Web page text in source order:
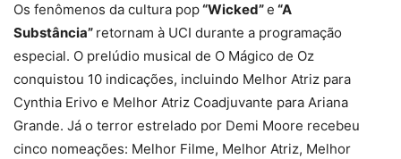
Os fenômenos da cultura pop“Wicked”e “A
Substância” retornam à UCI durante a programação
especial. O prelúdio musical de O Mágico de Oz
conquistou 10 indicações, incluindo Melhor Atriz para
Cynthia Erivo e Melhor Atriz Coadjuvante para Ariana
Grande. Já o terror estrelado por Demi Moore recebeu
cinco nomeações: Melhor Filme, Melhor Atriz, Melhor